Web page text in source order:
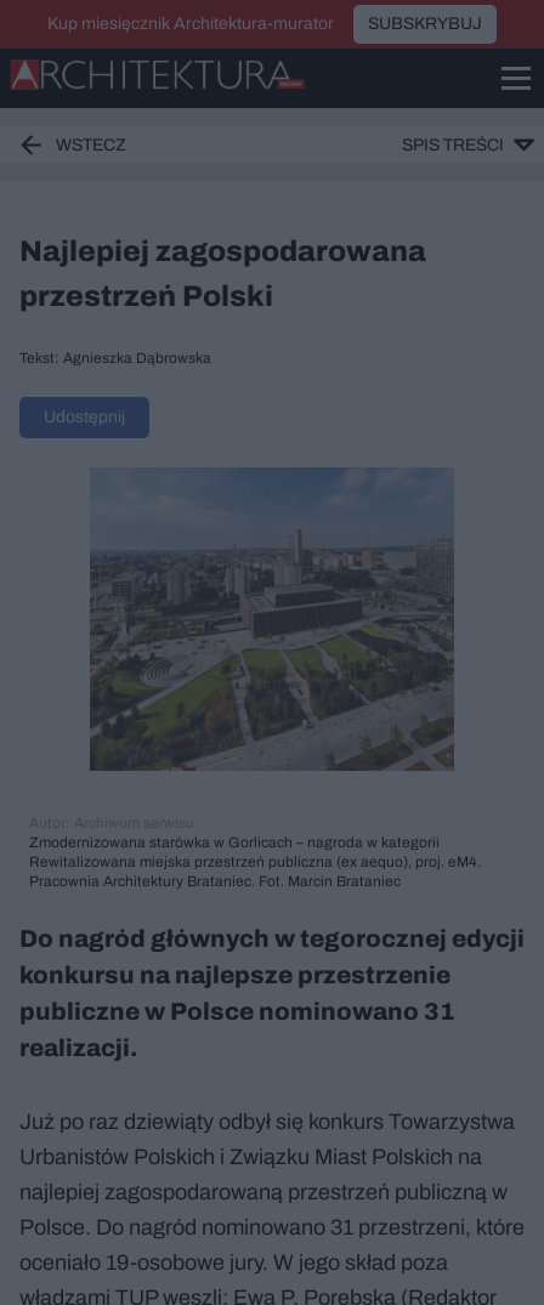
Kup miesięcznik Architektura-murator SUBSKRYBUJ
WSTECZ SPIS TREŚCI
Najlepiej zagospodarowana
przestrzeń Polski
Tekst: Agnieszka Dąbrowska
Udostępnij
Autor: Archiwum serwisu
Zmodernizowana starówka w Gorlicach – nagroda w kategorii
Rewitalizowana miejska przestrzeń publiczna (ex aequo), proj. eM4.
Pracownia Architektury Brataniec. Fot. Marcin Brataniec
Do nagród głównych w tegorocznej edycji
konkursu na najlepsze przestrzenie
publiczne w Polsce nominowano 31
realizacji.
Już po raz dziewiąty odbył się konkurs Towarzystwa
Urbanistów Polskich i Związku Miast Polskich na
najlepiej zagospodarowaną przestrzeń publiczną w
Polsce. Do nagród nominowano 31 przestrzeni, które
oceniało 19-osobowe jury. W jego skład poza
władzami TUP weszli: Ewa P. Porębska (Redaktor